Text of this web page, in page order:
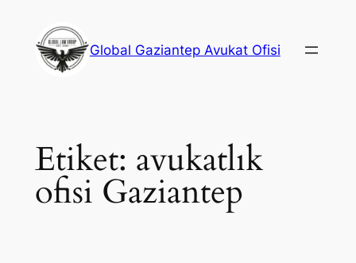
Global Gaziantep Avukat Ofisi
Etiket: avukatlık
ofisi Gaziantep